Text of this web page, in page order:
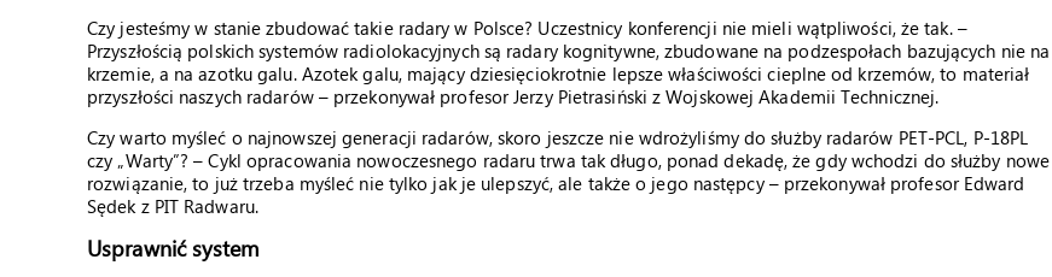
Czy jesteśmy w stanie zbudować takie radary w Polsce? Uczestnicy konferencji nie mieli wątpliwości, że tak. –
Przyszłością polskich systemów radiolokacyjnych są radary kognitywne, zbudowane na podzespołach bazujących nie na
krzemie, a na azotku galu. Azotek galu, mający dziesięciokrotnie lepsze właściwości cieplne od krzemów, to materiał
przyszłości naszych radarów – przekonywał profesor Jerzy Pietrasiński z Wojskowej Akademii Technicznej.
Czy warto myśleć o najnowszej generacji radarów, skoro jeszcze nie wdrożyliśmy do służby radarów PET-PCL, P-18PL
czy „Warty”? – Cykl opracowania nowoczesnego radaru trwa tak długo, ponad dekadę, że gdy wchodzi do służby nowe
rozwiązanie, to już trzeba myśleć nie tylko jak je ulepszyć, ale także o jego następcy – przekonywał profesor Edward
Sędek z PIT Radwaru.
Usprawnić system